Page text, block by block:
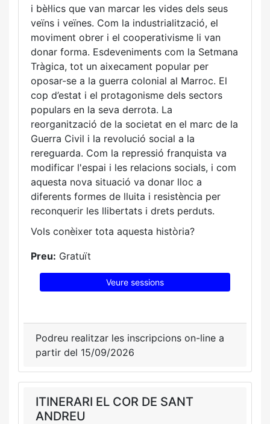
i bèl·lics que van marcar les vides dels seus
veïns i veïnes. Com la industrialització, el
moviment obrer i el cooperativisme li van
donar forma. Esdeveniments com la Setmana
Tràgica, tot un aixecament popular per
oposar-se a la guerra colonial al Marroc. El
cop d’estat i el protagonisme dels sectors
populars en la seva derrota. La
reorganització de la societat en el marc de la
Guerra Civil i la revolució social a la
rereguarda. Com la repressió franquista va
modificar l'espai i les relacions socials, i com
aquesta nova situació va donar lloc a
diferents formes de lluita i resistència per
reconquerir les llibertats i drets perduts.
Vols conèixer tota aquesta història?
Preu: Gratuït
Veure sessions
Podreu realitzar les inscripcions on-line a
partir del 15/09/2026
ITINERARI EL COR DE SANT
ANDREU